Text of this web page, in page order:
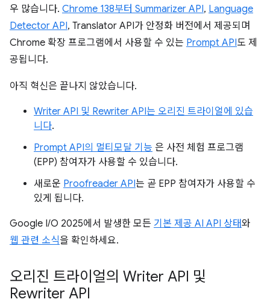
우 많습니다. Chrome 138부터 Summarizer API, Language
Detector API, Translator API가 안정화 버전에서 제공되며
Chrome 확장 프로그램에서 사용할 수 있는 Prompt API도 제
공됩니다.
아직 혁신은 끝나지 않았습니다.
Writer API 및 Rewriter API는 오리진 트라이얼에 있습
니다.
Prompt API의 멀티모달 기능 은 사전 체험 프로그램
(EPP) 참여자가 사용할 수 있습니다.
새로운 Proofreader API는 곧 EPP 참여자가 사용할 수
있게 됩니다.
Google I/O 2025에서 발생한 모든 기본 제공 AI API 상태와
웹 관련 소식을 확인하세요.
오리진 트라이얼의 Writer API 및
Rewriter API